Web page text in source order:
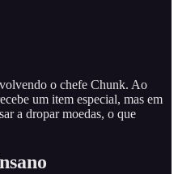
o chefe Chunk. Ao
um item especial, mas em
a dropar moedas, o que